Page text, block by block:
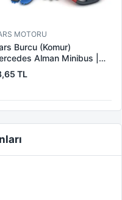
MOTORU
Burcu (Komur)
Alman Minibus |
B035
TL